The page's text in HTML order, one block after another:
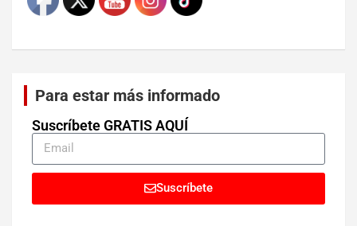
Para estar más informado
Suscríbete GRATIS AQUÍ
Suscríbete